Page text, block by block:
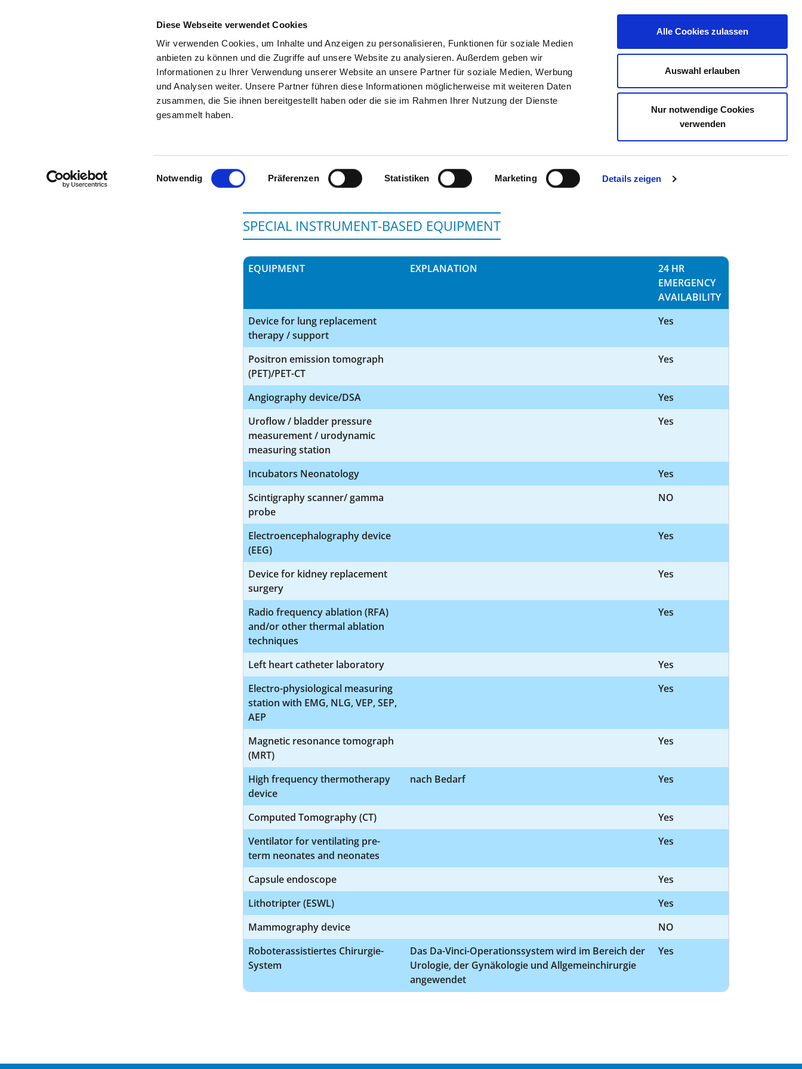
Diese Webseite verwendet Cookies
Wir verwenden Cookies, um Inhalte und Anzeigen zu personalisieren, Funktionen für soziale Medien
anbieten zu können und die Zugriffe auf unsere Website zu analysieren. Außerdem geben wir
Informationen zu Ihrer Verwendung unserer Website an unsere Partner für soziale Medien, Werbung
und Analysen weiter. Unsere Partner führen diese Informationen möglicherweise mit weiteren Daten
zusammen, die Sie ihnen bereitgestellt haben oder die sie im Rahmen Ihrer Nutzung der Dienste
gesammelt haben.
Einwilligungsauswahl
Notwendig Präferenzen Statistiken Marketing Details zeigen
Alle Cookies zulassen
Auswahl erlauben
Nur notwendige Cookies
verwenden
SEARCH TIPS & HELP THE GHD CONTACT YOUR OPINION
To the hospital’s home page
SPECIAL INSTRUMENT-BASED EQUIPMENT
EQUIPMENT EXPLANATION
24 HR
EMERGENCY
AVAILABILITY
Device for lung replacement
therapy / support
Yes
Positron emission tomograph
(PET)/PET-CT
Yes
Angiography device/DSA
Yes
Uroflow / bladder pressure
measurement / urodynamic
measuring station
Yes
Incubators Neonatology
Yes
Scintigraphy scanner/ gamma
probe
NO
Electroencephalography device
(EEG)
Yes
Device for kidney replacement
surgery
Yes
Radio frequency ablation (RFA)
and/or other thermal ablation
techniques
Yes
Left heart catheter laboratory
Yes
Electro-physiological measuring
station with EMG, NLG, VEP, SEP,
AEP
Yes
Magnetic resonance tomograph
(MRT)
Yes
High frequency thermotherapy
device
nach Bedarf Yes
Computed Tomography (CT)
Yes
Ventilator for ventilating pre-
term neonates and neonates
Yes
Capsule endoscope
Yes
Lithotripter (ESWL)
Yes
Mammography device
NO
Roboterassistiertes Chirurgie-
System
Das Da-Vinci-Operationssystem wird im Bereich der
Urologie, der Gynäkologie und Allgemeinchirurgie
angewendet
Yes